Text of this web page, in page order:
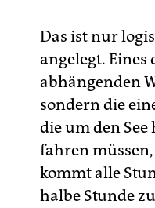
Das ist nur
angelegt.
abhängenden
sondern die
die um den
fahren müssen,
kommt alle
halbe Stunde